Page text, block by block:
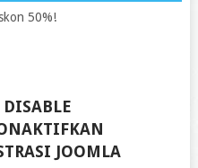
50%!
DISABLE
JOOMLA